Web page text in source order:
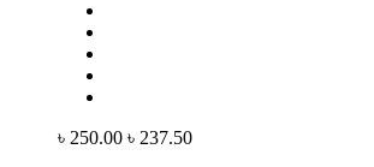
৳ 250.00 ৳ 237.50